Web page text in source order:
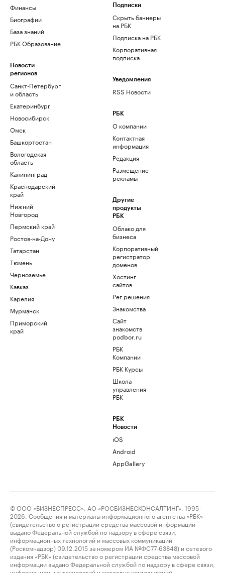
Финансы
Биографии
База знаний
РБК Образование
Новости
регионов
Санкт-Петербург
и область
Екатеринбург
Новосибирск
Омск
Башкортостан
Вологодская
область
Калининград
Краснодарский
край
Нижний
Новгород
Пермский край
Ростов-на-Дону
Татарстан
Тюмень
Черноземье
Кавказ
Карелия
Мурманск
Приморский
край
Подписки
Скрыть баннеры
на РБК
Подписка на РБК
Корпоративная
подписка
Уведомления
RSS Новости
РБК
О компании
Контактная
информация
Редакция
Размещение
рекламы
Другие
продукты
РБК
Облако для
бизнеса
Корпоративный
регистратор
доменов
Хостинг
сайтов
Рег.решения
Знакомства
Сайт
знакомств
podbor.ru
РБК
Компании
РБК Курсы
Школа
управления
РБК
РБК
Новости
iOS
Android
AppGallery
© ООО «БИЗНЕСПРЕСС», АО «РОСБИЗНЕСКОНСАЛТИНГ», 1995–
2026. Сообщения и материалы информационного агентства «РБК»
(свидетельство о регистрации средства массовой информации
выдано Федеральной службой по надзору в сфере связи,
информационных технологий и массовых коммуникаций
(Роскомнадзор) 09.12.2015 за номером ИА №ФС77-63848) и сетевого
издания «РБК» (свидетельство о регистрации средства массовой
информации выдано Федеральной службой по надзору в сфере связи,